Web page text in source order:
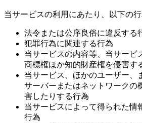
当サービスの利用にあたり、以下の
法令または公序良俗に違反する
犯罪行為に関連する行為
当サービスの内容等、当サービ
商標権ほか知的財産権を侵害す
当サービス、ほかのユーザー、
サーバーまたはネットワークの
害したりする行為
当サービスによって得られた情
行為